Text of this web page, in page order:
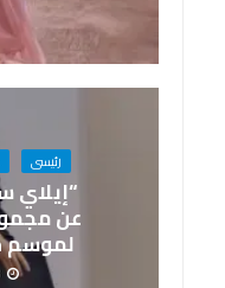
رئيسى
“إيلاي
لموسم